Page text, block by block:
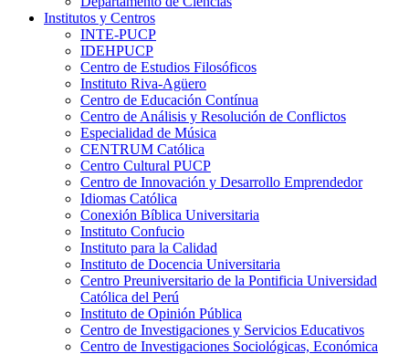
Institutos y Centros
INTE-PUCP
IDEHPUCP
Centro de Estudios Filosóficos
Instituto Riva-Agüero
Centro de Educación Contínua
Centro de Análisis y Resolución de Conflictos
Especialidad de Música
CENTRUM Católica
Centro Cultural PUCP
Centro de Innovación y Desarrollo Emprendedor
Idiomas Católica
Conexión Bíblica Universitaria
Instituto Confucio
Instituto para la Calidad
Instituto de Docencia Universitaria
Centro Preuniversitario de la Pontificia Universidad
Católica del Perú
Instituto de Opinión Pública
Centro de Investigaciones y Servicios Educativos
Centro de Investigaciones Sociológicas, Económica